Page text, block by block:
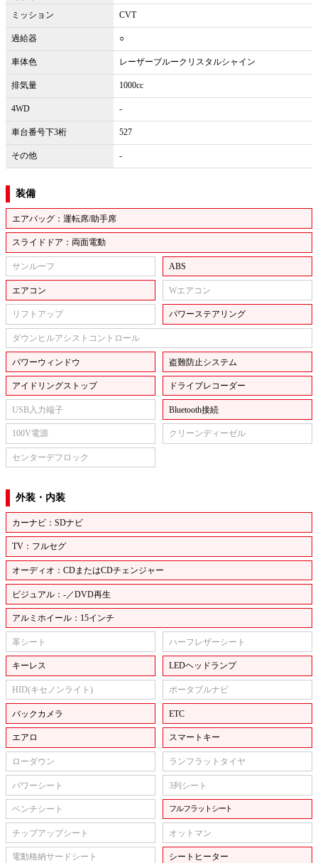
ミッション
CVT
過給器 ○
車体色 レーザーブルークリスタルシャイン
排気量 1000cc
4WD -
車台番号下3桁 527
その他 -
装備
エアバッグ：運転席/助手席
スライドドア：両面電動
サンルーフ ABS
エアコン Wエアコン
リフトアップ パワーステアリング
ダウンヒルアシストコントロール
パワーウィンドウ 盗難防止システム
アイドリングストップ ドライブレコーダー
USB入力端子 Bluetooth接続
100V電源 クリーンディーゼル
センターデフロック
外装・内装
カーナビ：SDナビ
TV：フルセグ
オーディオ：CDまたはCDチェンジャー
ビジュアル：-／DVD再生
アルミホイール：15インチ
革シート ハーフレザーシート
キーレス LEDヘッドランプ
HID(キセノンライト) ポータブルナビ
バックカメラ ETC
エアロ スマートキー
ローダウン ランフラットタイヤ
パワーシート 3列シート
ベンチシート フルフラットシート
チップアップシート オットマン
電動格納サードシート シートヒーター